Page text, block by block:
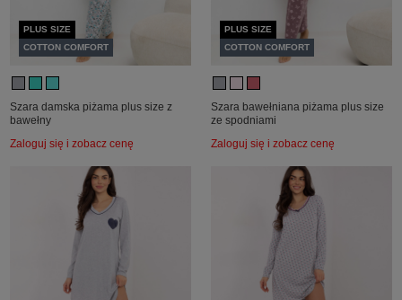
PLUS SIZE
COTTON COMFORT
Szara damska piżama plus size z
bawełny
Zaloguj się i zobacz cenę
PLUS SIZE
COTTON COMFORT
Szara bawełniana piżama plus size
ze spodniami
Zaloguj się i zobacz cenę